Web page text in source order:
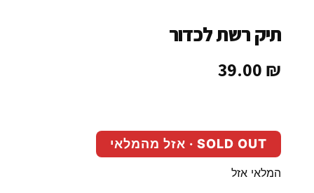
תיק רשת לכדור
39.00 ₪
SOLD OUT · אזל מהמלאי
המלאי אזל